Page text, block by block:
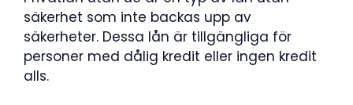
säkerhet som inte backas upp av
säkerheter. Dessa lån är tillgängliga för
personer med dålig kredit eller ingen kredit
alls.